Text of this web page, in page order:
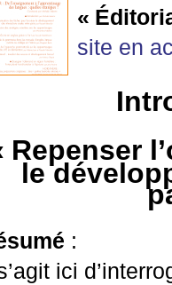
«
site en
Repenser
le
:
ici